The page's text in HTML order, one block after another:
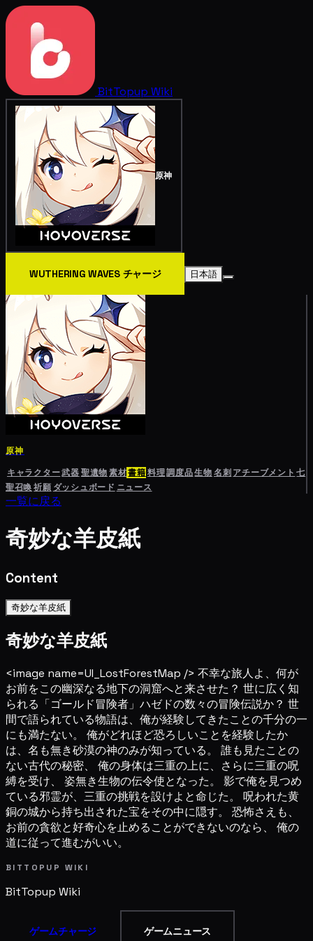
BitTopup Wiki
原神
WUTHERING WAVES チャージ 日本語
原神
キャラクター武器聖遺物素材書籍料理調度品生物名刺 アチーブメント 七
聖召喚祈願 ダッシュボード ニュース
一覧に戻る
奇妙な羊皮紙
Content
奇妙な羊皮紙
奇妙な羊皮紙
<image name=UI_LostForestMap /> 不幸な旅人よ、何が
お前をこの幽深なる地下の洞窟へと来させた？ 世に広く知
られる「ゴールド冒険者」ハゼドの数々の冒険伝説か？ 世
間で語られている物語は、俺が経験してきたことの千分の一
にも満たない。 俺がどれほど恐ろしいことを経験したか
は、名も無き砂漠の神のみが知っている。 誰も見たことの
ない古代の秘密、 俺の身体は三重の上に、さらに三重の呪
縛を受け、 姿無き生物の伝令使となった。 影で俺を見つめ
ている邪霊が、三重の挑戦を設けよと命じた。 呪われた黄
銅の城から持ち出された宝をその中に隠す。 恐怖さえも、
お前の貪欲と好奇心を止めることができないのなら、 俺の
道に従って進むがいい。
BITTOPUP WIKI
BitTopup Wiki
ゲームチャージ ゲームニュース